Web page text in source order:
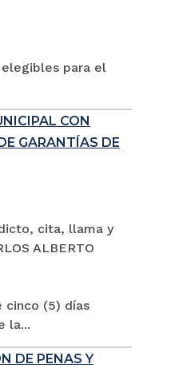
para el
CON
GARANTÍAS DE
cita, llama y
ALBERTO
cinco (5) días
la...
DE PENAS Y